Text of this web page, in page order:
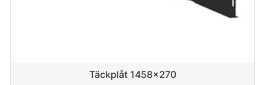
Täckplåt 1458x270